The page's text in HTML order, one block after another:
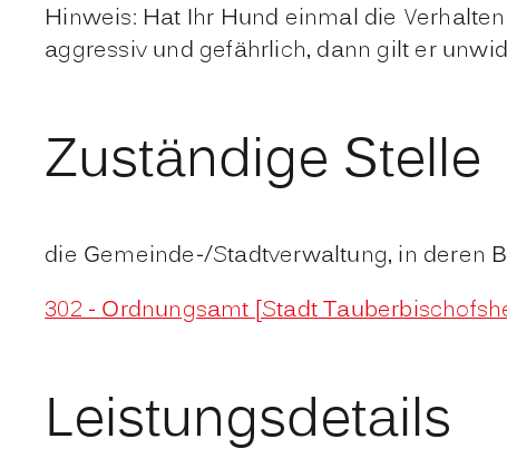
Hinweis: Hat Ihr Hund einmal die
aggressiv und gefährlich, dann gilt er
Zuständige Stelle
die Gemeinde-/Stadtverwaltung, in deren
302 - Ordnungsamt [Stadt
Leistungsdetails